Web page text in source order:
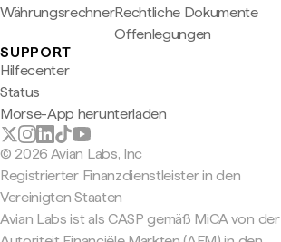
WährungsrechnerRechtliche Dokumente
Offenlegungen
SUPPORT
Hilfecenter
Status
Morse-App herunterladen
© 2026 Avian Labs, Inc
Registrierter Finanzdienstleister in den
Vereinigten Staaten
Avian Labs ist als CASP gemäß MiCA von der